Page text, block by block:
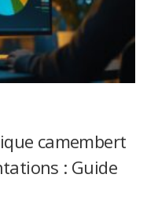
camembert
: Guide